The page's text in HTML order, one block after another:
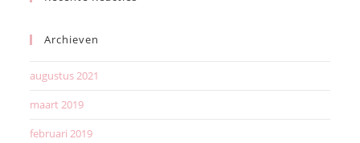
Archieven
augustus 2021
maart 2019
februari 2019